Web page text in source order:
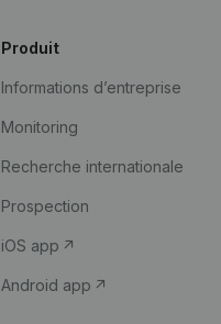
Produit
Informations d’entreprise
Monitoring
Recherche internationale
Prospection
iOS app
Android app